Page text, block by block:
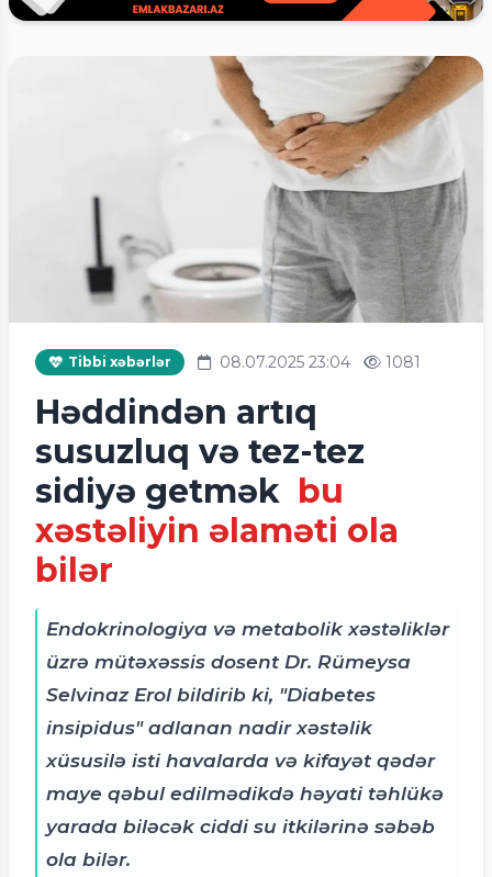
Tibbi xəbərlər 08.07.2025 23:04 1081
Həddindən artıq
susuzluq və tez-tez
sidiyə getmək bu
xəstəliyin əlaməti ola
bilər
Endokrinologiya və metabolik xəstəliklər
üzrə mütəxəssis dosent Dr. Rümeysa
Selvinaz Erol bildirib ki, "Diabetes
insipidus" adlanan nadir xəstəlik
xüsusilə isti havalarda və kifayət qədər
maye qəbul edilmədikdə həyati təhlükə
yarada biləcək ciddi su itkilərinə səbəb
ola bilər.